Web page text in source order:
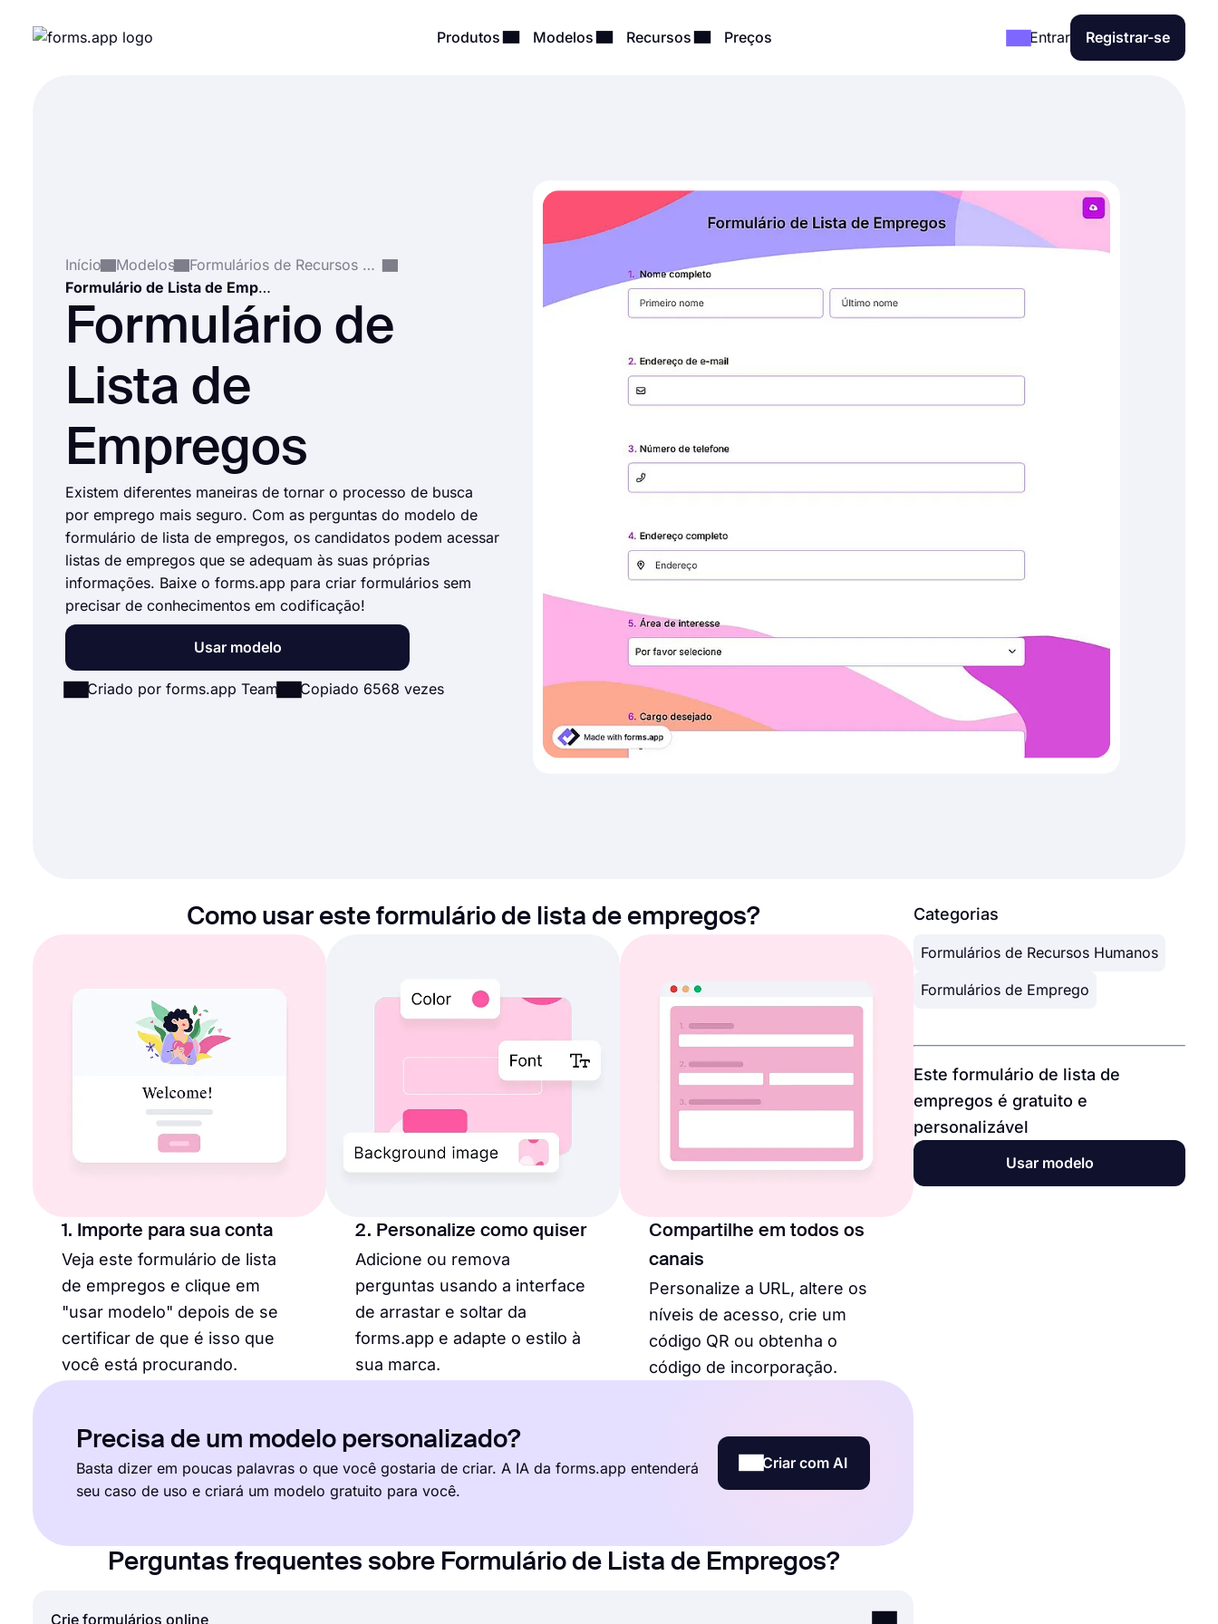
Produtos Modelos Recursos Preços Entrar Registrar-se
Início Modelos
Formulários de Recursos Humanos
Formulário de Lista de Empregos
Formulário de
Lista de
Empregos
Existem diferentes maneiras de tornar o processo de busca
por emprego mais seguro. Com as perguntas do modelo de
formulário de lista de empregos, os candidatos podem acessar
listas de empregos que se adequam às suas próprias
informações. Baixe o forms.app para criar formulários sem
precisar de conhecimentos em codificação!
Usar modelo
Criado por forms.app Team Copiado 6568 vezes
Como usar este formulário de lista de empregos?
1. Importe para sua conta
Veja este formulário de lista
de empregos e clique em
"usar modelo" depois de se
certificar de que é isso que
você está procurando.
2. Personalize como quiser
Adicione ou remova
perguntas usando a interface
de arrastar e soltar da
forms.app e adapte o estilo à
sua marca.
Compartilhe em todos os
canais
Personalize a URL, altere os
níveis de acesso, crie um
código QR ou obtenha o
código de incorporação.
Precisa de um modelo personalizado?
Basta dizer em poucas palavras o que você gostaria de criar. A IA da forms.app entenderá
seu caso de uso e criará um modelo gratuito para você.
Criar com AI
Perguntas frequentes sobre Formulário de Lista de Empregos?
Crie formulários online
Categorias
Formulários de Recursos Humanos
Formulários de Emprego
Este formulário de lista de
empregos é gratuito e
personalizável
Usar modelo